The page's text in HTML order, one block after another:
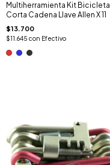
Multiherramienta Kit Bicicleta
Corta Cadena Llave Allen X 11
$13.700
$11.645 con Efectivo